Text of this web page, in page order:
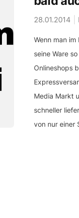
28.01.2014
Wenn man
seine Ware
Onlineshops
Media Markt
schneller
von nur einer